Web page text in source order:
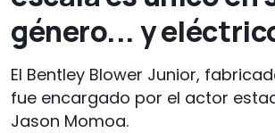
género... y
El Bentley Blower Junior,
fue encargado por el actor
Jason Momoa.